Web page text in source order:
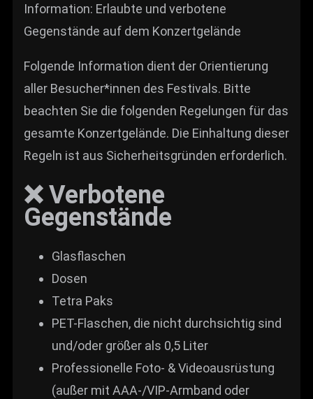
Information: Erlaubte und verbotene
Gegenstände auf dem Konzertgelände
Folgende Information dient der Orientierung
aller Besucher*innen des Festivals. Bitte
beachten Sie die folgenden Regelungen für das
gesamte Konzertgelände. Die Einhaltung dieser
Regeln ist aus Sicherheitsgründen erforderlich.
❌ Verbotene
Gegenstände
Glasflaschen
Dosen
Tetra Paks
PET-Flaschen, die nicht durchsichtig sind
und/oder größer als 0,5 Liter
Professionelle Foto- & Videoausrüstung
(außer mit AAA-/VIP-Armband oder